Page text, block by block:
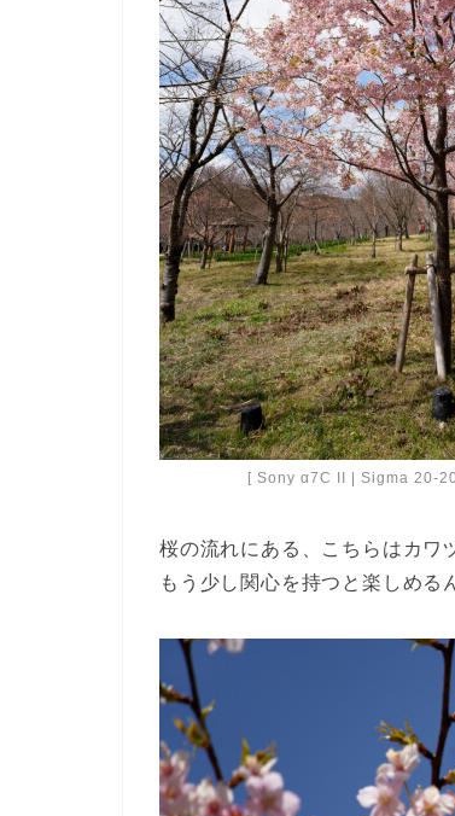
[ Sony α7C II | Sigma 20-
桜の流れにある、こちらはカワ
もう少し関心を持つと楽しめる